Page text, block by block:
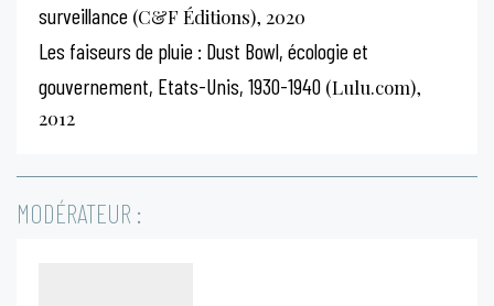
surveillance (C&F Éditions), 2020
Les faiseurs de pluie : Dust Bowl, écologie et
gouvernement, Etats-Unis, 1930-1940 (Lulu.com),
2012
MODÉRATEUR :